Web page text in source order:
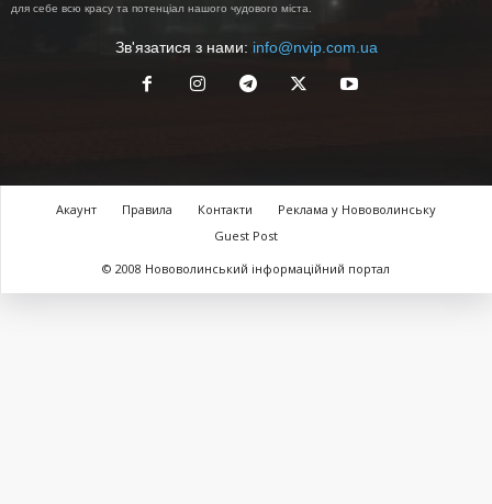
для себе всю красу та потенціал нашого чудового міста.
Зв'язатися з нами: info@nvip.com.ua
Акаунт Правила Контакти
Реклама у Нововолинську
Guest Post
© 2008 Нововолинський інформаційний портал